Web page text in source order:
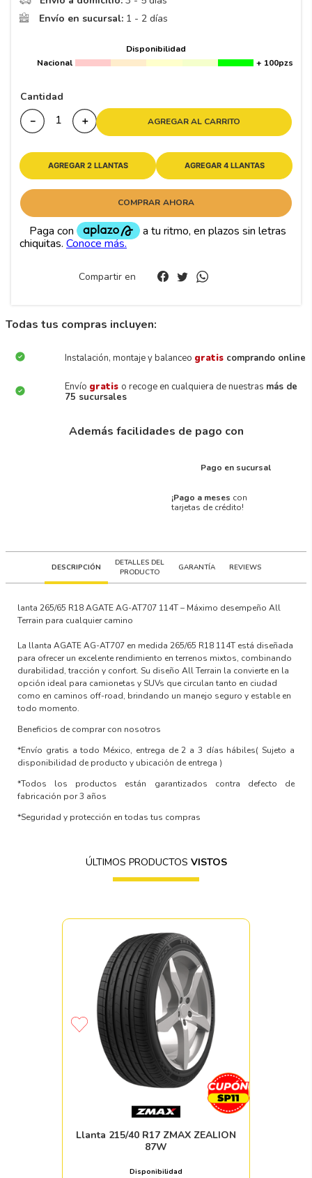
Envío en sucursal: 1 - 2 días
Disponibilidad
Nacional
+ 100pzs
Cantidad
＋
－ AGREGAR AL CARRITO
AGREGAR 2 LLANTAS AGREGAR 4 LLANTAS
COMPRAR AHORA
Compartir en
Todas tus compras incluyen:
Instalación, montaje y balanceo gratis comprando online
Envío gratis o recoge en cualquiera de nuestras más de
75 sucursales
Además facilidades de pago con
Pago en sucursal
¡Pago a meses con
tarjetas de crédito!
DESCRIPCIÓN
DETALLES DEL
PRODUCTO
GARANTÍA REVIEWS
lanta 265/65 R18AGATE AG-AT707 114T – Máximo desempeño All
Terrain para cualquier camino
La llanta AGATE AG-AT707 en medida 265/65 R18 114T está diseñada
para ofrecer un excelente rendimiento en terrenos mixtos, combinando
durabilidad, tracción y confort. Su diseño All Terrain la convierte en la
opción ideal para camionetas y SUVs que circulan tanto en ciudad
como en caminos off-road, brindando un manejo seguro y estable en
todo momento.
Beneficios de comprar con nosotros
*Envío gratis a todo México, entrega de 2 a 3 días hábiles( Sujeto a
disponibilidad de producto y ubicación de entrega )
*Todos los productos están garantizados contra defecto de
fabricación por 3 años
*Seguridad y protección en todas tus compras
ÚLTIMOS PRODUCTOS VISTOS
Llanta 215/40 R17 ZMAX ZEALION
87W
Disponibilidad
9.195
10.
265